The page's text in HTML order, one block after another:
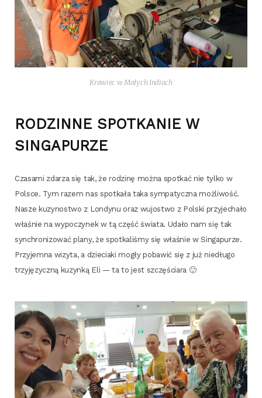
Kra­wiec w Małych Indiach
RODZINNE SPOTKANIE W
SINGAPURZE
Cza­sa­mi zda­rza się tak, że rodzi­nę moż­na spo­tkać nie tyl­ko w
Pol­sce. Tym razem nas spo­tka­ła taka sym­pa­tycz­na moż­li­wość.
Nasze kuzy­no­stwo z Lon­dy­nu oraz wujo­stwo z Pol­ski przy­je­cha­ło
wła­śnie na wypo­czy­nek w tą część świa­ta. Uda­ło nam się tak
syn­chro­ni­zo­wać pla­ny, że spo­tka­li­śmy się wła­śnie w Sin­ga­pu­rze.
Przy­jem­na wizy­ta, a dzie­cia­ki mogły poba­wić się z już nie­dłu­go
trzy­ję­zycz­ną kuzyn­ką Eli — ta to jest szczęściara 🙂